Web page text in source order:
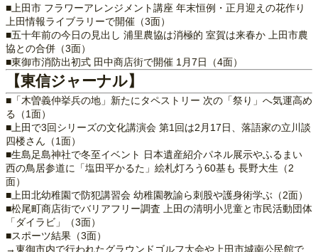
■上田市 フラワーアレンジメント講座 年末恒例・正月迎えの花作り
上田情報ライブラリーで開催（3面）
■五十年前の今日の見出し 浦里農協は消極的 室賀は来春か 上田市農
協との合併（3面）
■東御市消防出初式 田中商店街で開催 1月7日（4面）
【東信ジャーナル】
■「木曽義仲挙兵の地」新たにタペストリー 次の「祭り」へ気運高め
る（1面）
■上田で3回シリーズの文化講演会 第1回は2月17日、落語家の立川談
四楼さん（1面）
■生島足島神社で冬至イベント 日本遺産紹介パネル展示やふるまい
西の鳥居参道に「塩田平かるた」絵札灯ろう60基も 長野大生（2
面）
■上田北幼稚園で防犯講習会 幼稚園教諭ら刺股や護身術学ぶ（2面）
■松尾町商店街でバリアフリー調査 上田の清明小児童と市民活動団体
「ダイラビ」（3面）
■スポーツ結果（3面）
→東御市内で行われたグラウンドゴルフ大会や上田市城南公民館で